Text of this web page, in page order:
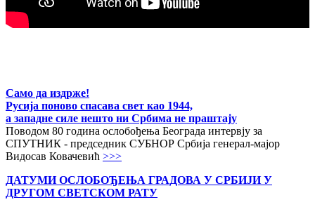
Само да издрже!
Русија поново спасава свет као 1944,
а западне силе нешто ни Србима не праштају
Поводом 80 година ослобођења Београда интервју за
СПУТНИК - председник СУБНОР Србија генерал-мајор
Видосав Ковачевић >>>
ДАТУМИ ОСЛОБОЂЕЊА ГРАДОВА У СРБИЈИ У
ДРУГОМ СВЕТСКОМ РАТУ